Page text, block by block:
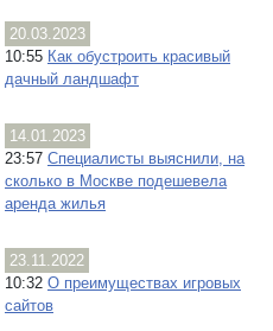
20.03.2023
10:55 Как обустроить красивый
дачный ландшафт
14.01.2023
23:57 Специалисты выяснили, на
сколько в Москве подешевела
аренда жилья
23.11.2022
10:32 О преимуществах игровых
сайтов